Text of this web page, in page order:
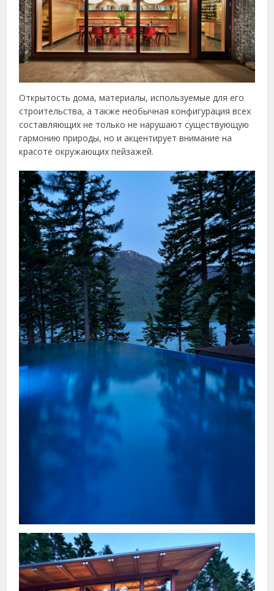
Открытость дома, материалы, используемые для его
строительства, а также необычная конфигурация всех
составляющих не только не нарушают существующую
гармонию природы, но и акцентирует внимание на
красоте окружающих пейзажей.